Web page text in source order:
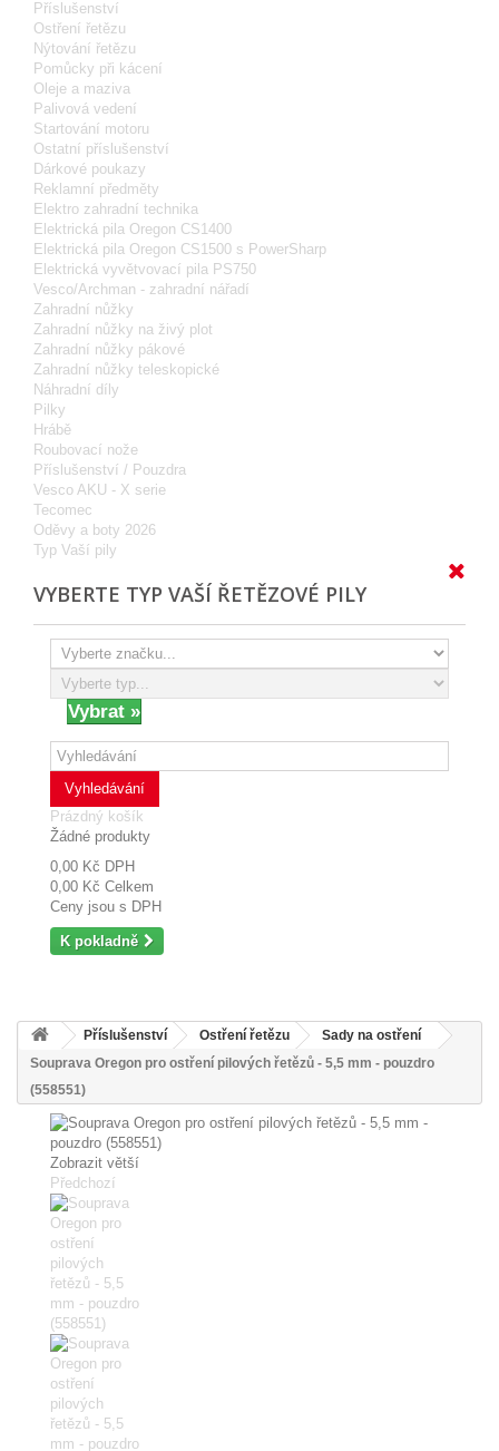
Příslušenství
Ostření řetězu
Nýtování řetězu
Pomůcky při kácení
Oleje a maziva
Palivová vedení
Startování motoru
Ostatní příslušenství
Dárkové poukazy
Reklamní předměty
Elektro zahradní technika
Elektrická pila Oregon CS1400
Elektrická pila Oregon CS1500 s PowerSharp
Elektrická vyvětvovací pila PS750
Vesco/Archman - zahradní nářadí
Zahradní nůžky
Zahradní nůžky na živý plot
Zahradní nůžky pákové
Zahradní nůžky teleskopické
Náhradní díly
Pilky
Hrábě
Roubovací nože
Příslušenství / Pouzdra
Vesco AKU - X serie
Tecomec
Oděvy a boty 2026
Typ Vaší pily
VYBERTE TYP VAŠÍ ŘETĚZOVÉ PILY
Vyhledávání
Prázdný košík
Žádné produkty
0,00 Kč DPH
0,00 Kč Celkem
Ceny jsou s DPH
K pokladně
Příslušenství Ostření řetězu
Sady na ostření
Souprava Oregon pro ostření pilových řetězů - 5,5 mm - pouzdro
(558551)
Zobrazit větší
Předchozí